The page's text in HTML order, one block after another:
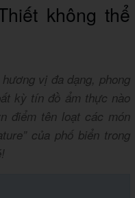
không thể
vị đa dạng, phong
kỳ tín đồ ẩm thực nào
điểm tên loạt các món
của phố biển trong